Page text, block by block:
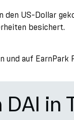
US-Dollar
besichert.
auf EarnPark
in